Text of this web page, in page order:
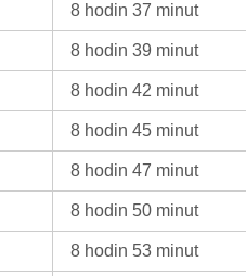
8 hodin 37 minut
8 hodin 39 minut
8 hodin 42 minut
8 hodin 45 minut
8 hodin 47 minut
8 hodin 50 minut
8 hodin 53 minut